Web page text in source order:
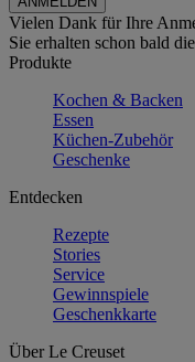
Vielen Dank für Ihre
Sie erhalten schon bald
Produkte
Kochen & Backen
Essen
Küchen-Zubehör
Geschenke
Entdecken
Rezepte
Stories
Service
Gewinnspiele
Geschenkkarte
Über Le Creuset